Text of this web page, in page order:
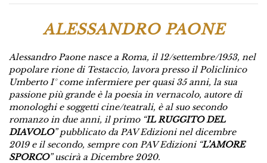
ALESSANDRO PAONE
Alessandro Paone nasce a Roma, il 12/settembre/1953, nel
popolare rione di Testaccio, lavora presso il Policlinico
Umberto I° come infermiere per quasi 35 anni, la sua
passione più grande è la poesia in vernacolo, autore di
monologhi e soggetti cine/teatrali, è al suo secondo
romanzo in due anni, il primo “IL RUGGITO DEL
DIAVOLO” pubblicato da PAV Edizioni nel dicembre
2019 e il secondo, sempre con PAV Edizioni “L’AMORE
SPORCO” uscirà a Dicembre 2020.